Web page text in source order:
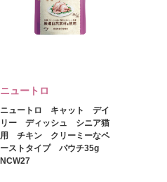
ニュートロ
ニュートロ キャット デイ
リー ディッシュ シニア猫
用 チキン クリーミーなペ
ーストタイプ パウチ35g
NCW27